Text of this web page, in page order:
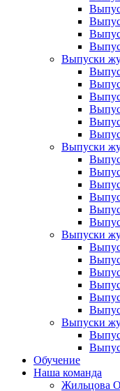
Выпуски
Выпуски
Выпуски
Выпуски
Обучение
Наша команда
Жильцова